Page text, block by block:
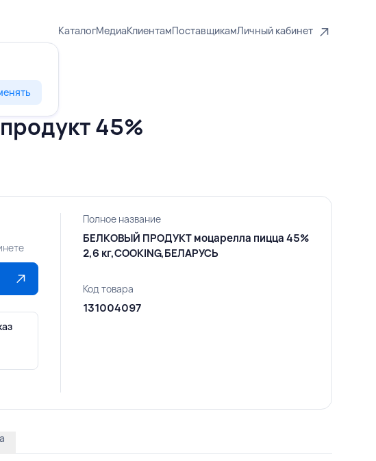
КаталогМедиаКлиентамПоставщикамЛичный кабинет
45%
Полное название
БЕЛКОВЫЙ ПРОДУКТ моцарелла пицца 45%
2,6 кг,COOKING,БЕЛАРУСЬ
Код товара
131004097